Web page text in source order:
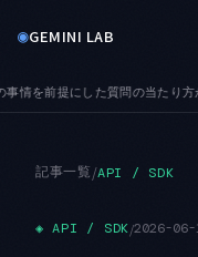
◉GEMINI LAB
●BREAKING — 3.6 Flash
記事一覧/API / SDK
◈ API / SDK/2026-06-